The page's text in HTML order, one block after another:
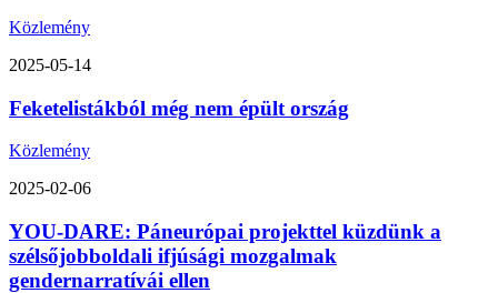
Közlemény
2025-05-14
Feketelistákból még nem épült ország
Közlemény
2025-02-06
YOU-DARE: Páneurópai projekttel küzdünk a
szélsőjobboldali ifjúsági mozgalmak
gendernarratívái ellen